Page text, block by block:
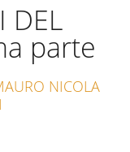
DEL
parte
NICOLA